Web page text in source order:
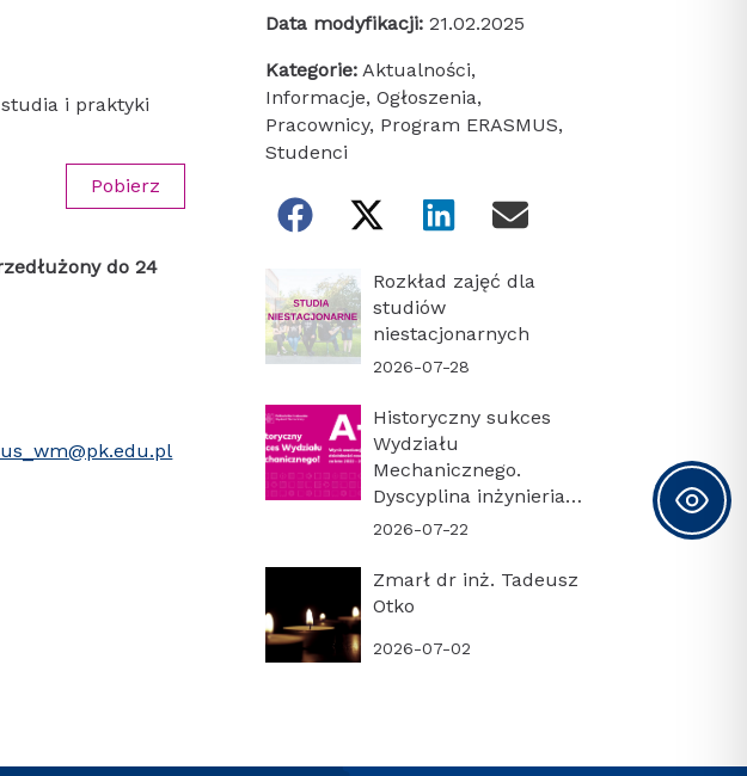
i praktyki
Pobierz
do 24
Data modyfikacji: 21.02.2025
Kategorie: Aktualności,
Informacje, Ogłoszenia,
Pracownicy, Program ERASMUS,
Studenci
Rozkład zajęć dla
studiów
niestacjonarnych
2026-07-28
Historyczny sukces
Wydziału
Mechanicznego.
Dyscyplina inżynieria
mechaniczna z
naukową A+!
2026-07-22
Zmarł dr inż. Tadeusz
Otko
2026-07-02